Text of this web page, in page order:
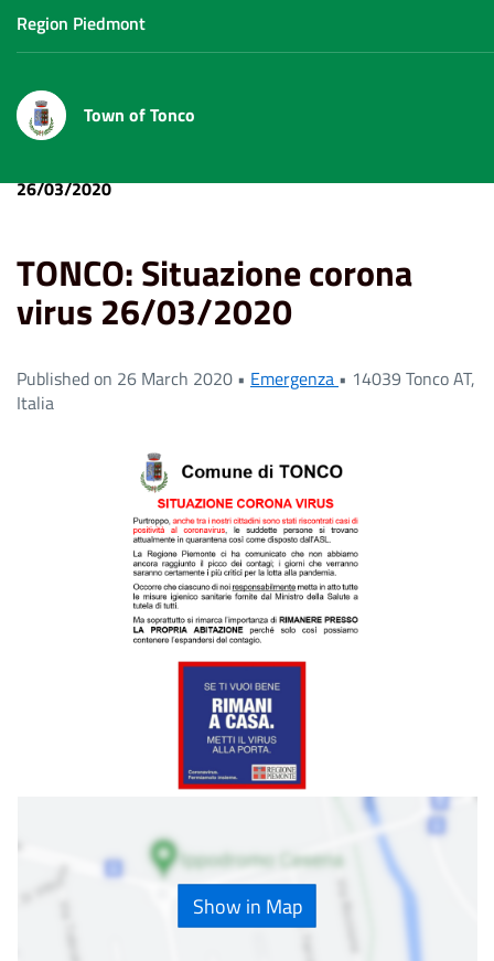
Region Piedmont
Town of Tonco
26/03/2020
TONCO: Situazione corona
virus 26/03/2020
Published on 26 March 2020 • Emergenza • 14039 Tonco AT,
Italia
Show in Map